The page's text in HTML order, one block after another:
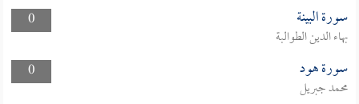
0
سورة البينة
بهاء الدين الطوالبة
0
سورة هود
محمد جبريل